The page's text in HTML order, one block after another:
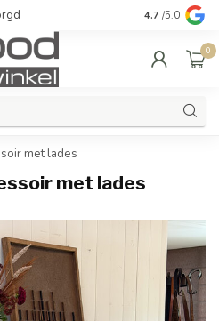
Kwaliteit &
4.7 /5.0
0
met lades
met lades